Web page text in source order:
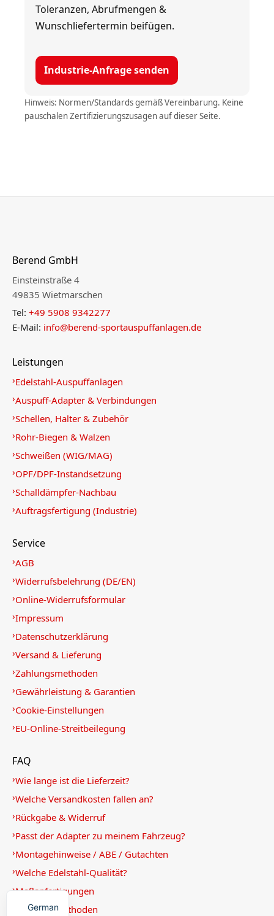
Toleranzen, Abrufmengen &
Wunschliefertermin beifügen.
Industrie-Anfrage senden
Hinweis: Normen/Standards gemäß Vereinbarung. Keine
pauschalen Zertifizierungszusagen auf dieser Seite.
Berend GmbH
Einsteinstraße 4
49835 Wietmarschen
Tel: +49 5908 9342277
E-Mail: info@berend-sportauspuffanlagen.de
Leistungen
Edelstahl-Auspuffanlagen
Auspuff-Adapter & Verbindungen
Schellen, Halter & Zubehör
Rohr-Biegen & Walzen
Schweißen (WIG/MAG)
OPF/DPF-Instandsetzung
Schalldämpfer-Nachbau
Auftragsfertigung (Industrie)
Service
AGB
Widerrufsbelehrung (DE/EN)
Online-Widerrufsformular
Impressum
Datenschutzerklärung
Versand & Lieferung
Zahlungsmethoden
Gewährleistung & Garantien
Cookie-Einstellungen
EU-Online-Streitbeilegung
FAQ
Wie lange ist die Lieferzeit?
Welche Versandkosten fallen an?
Rückgabe & Widerruf
Passt der Adapter zu meinem Fahrzeug?
Montagehinweise / ABE / Gutachten
Welche Edelstahl-Qualität?
Maßanfertigungen
Zahlungsmethoden
German
English